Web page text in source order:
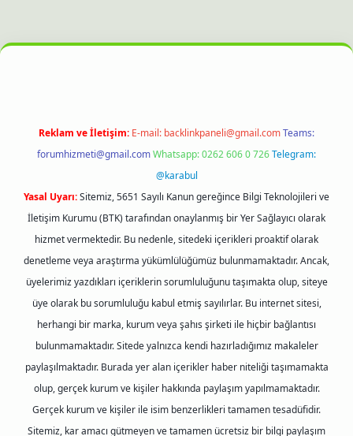
güncel giriş
Reklam ve İletişim: E-mail: backlinkpaneli@gmail.comTeams:
forumhizmeti@gmail.comWhatsapp: 0262 606 0 726Telegram:
@karabul
Yasal Uyarı:Sitemiz, 5651 Sayılı Kanun gereğince Bilgi Teknolojileri ve
İletişim Kurumu (BTK) tarafından onaylanmış bir Yer Sağlayıcı olarak
hizmet vermektedir. Bu nedenle, sitedeki içerikleri proaktif olarak
denetleme veya araştırma yükümlülüğümüz bulunmamaktadır. Ancak,
üyelerimiz yazdıkları içeriklerin sorumluluğunu taşımakta olup, siteye
üye olarak bu sorumluluğu kabul etmiş sayılırlar. Bu internet sitesi,
herhangi bir marka, kurum veya şahıs şirketi ile hiçbir bağlantısı
bulunmamaktadır. Sitede yalnızca kendi hazırladığımız makaleler
paylaşılmaktadır. Burada yer alan içerikler haber niteliği taşımamakta
olup, gerçek kurum ve kişiler hakkında paylaşım yapılmamaktadır.
Gerçek kurum ve kişiler ile isim benzerlikleri tamamen tesadüfidir.
Sitemiz, kar amacı gütmeyen ve tamamen ücretsiz bir bilgi paylaşım